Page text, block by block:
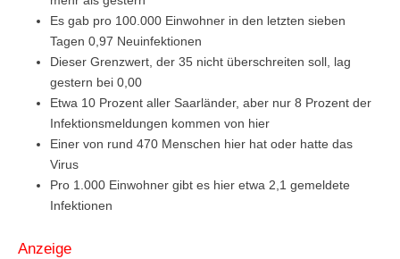
Es gab pro 100.000 Einwohner in den letzten sieben
Tagen 0,97 Neuinfektionen
Dieser Grenzwert, der 35 nicht überschreiten soll, lag
gestern bei 0,00
Etwa 10 Prozent aller Saarländer, aber nur 8 Prozent der
Infektionsmeldungen kommen von hier
Einer von rund 470 Menschen hier hat oder hatte das
Virus
Pro 1.000 Einwohner gibt es hier etwa 2,1 gemeldete
Infektionen
Anzeige